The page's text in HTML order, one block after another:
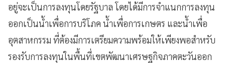
อยู่จะเป็นการลงทุนโดยรัฐบาล โดยได้มีการจำแนกการลงทุน
ออกเป็นน้ำเพื่อการบริโภค น้ำเพื่อการเกษตร และน้ำเพื่อ
อุตสาหกรรม ที่ต้องมีการเตรียมความพร้อมให้เพียงพอสำหรับ
รองรับการลงทุนในพื้นที่เขตพัฒนาเศรษฐกิจภาคตะวันออก